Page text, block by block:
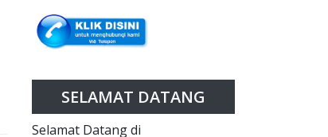
SELAMAT DATANG
Selamat Datang di